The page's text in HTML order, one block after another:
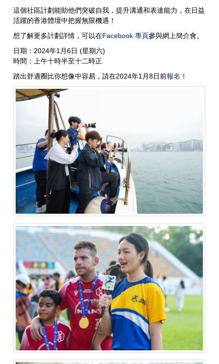
這個社區計劃能助他們突破自我，提升溝通和表達能力，在日益
活躍的香港體壇中把握無限機遇！
想了解更多計劃詳情，可以在Facebook 專頁參與網上簡介會。
日期：2024年1月6日 (星期六)
時間：上午十時半至十二時正
踏出舒適圈比你想像中容易，請在2024年1月8日前報名 ！